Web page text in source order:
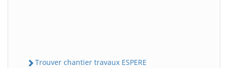
Trouver chantier travaux ESPERE